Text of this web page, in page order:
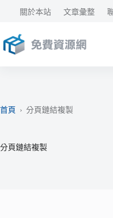
要
內
關於本站 文章彙整
首頁 › 分頁鏈結複製
分頁鏈結複製